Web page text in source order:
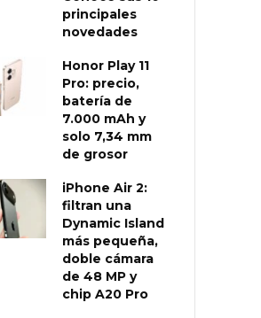
principales
novedades
Honor Play 11
Pro: precio,
batería de
7.000 mAh y
solo 7,34 mm
de grosor
iPhone Air 2:
filtran una
Dynamic Island
más pequeña,
doble cámara
de 48 MP y
chip A20 Pro